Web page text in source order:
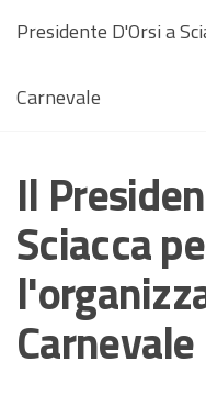
Presidente D'Orsi a
Carnevale
Il
Sciacca
Carnevale